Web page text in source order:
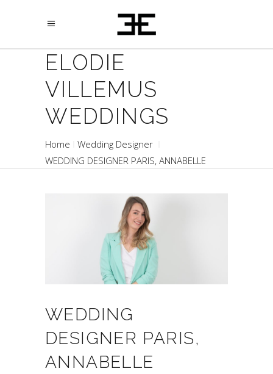
ELODIE
VILLEMUS
WEDDINGS
Home
Wedding Designer
WEDDING DESIGNER PARIS, ANNABELLE
WEDDING
DESIGNER PARIS,
ANNABELLE